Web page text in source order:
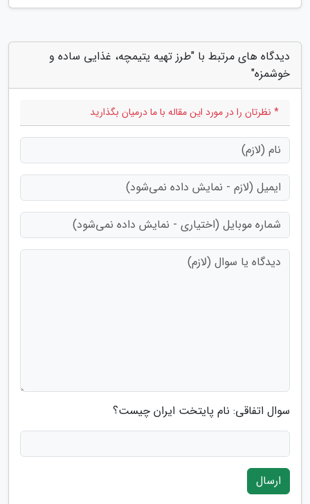
دیدگاه های مرتبط با "طرز تهیه یتیمچه، غذایی ساده و
خوشمزه"
* نظرتان را در مورد این مقاله با ما درمیان بگذارید
سوال اتفاقی: نام پایتخت ایران چیست؟
ارسال